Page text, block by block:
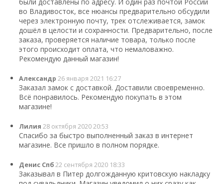
во Владивосток, все нюансы предварительно обсудили
через электронную почту, трек отслеживается, замок
дошёл в целости и сохранности. Предварительно, после
заказа, проверяется наличие товара, только после
этого происходит оплата, что немаловажно.
Рекомендую данный магазин!
Александр 26 января 2021 16:27
Заказал замок с доставкой. Доставили своевременно.
Всё понравилось. Рекомендую покупать в этом
магазине!
Лилия 28 октября 2020 20:53
Спасибо за быстро выполненный заказ в интернет
магазине. Все пришло в полном порядке.
Денис Спб22 сентября 2020 18:33
Заказывал в Питер долгожданную критовскую накладку